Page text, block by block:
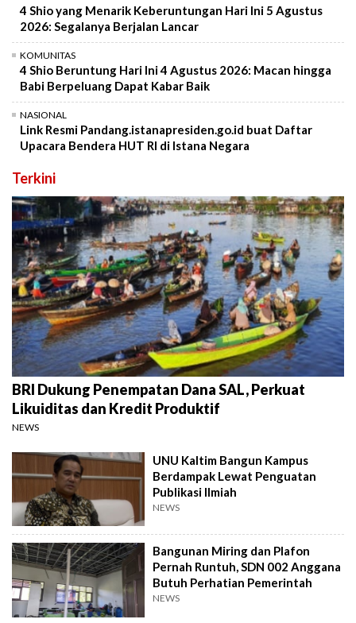
4 Shio yang Menarik Keberuntungan Hari Ini 5 Agustus
2026: Segalanya Berjalan Lancar
KOMUNITAS
4 Shio Beruntung Hari Ini 4 Agustus 2026: Macan hingga
Babi Berpeluang Dapat Kabar Baik
NASIONAL
Link Resmi Pandang.istanapresiden.go.id buat Daftar
Upacara Bendera HUT RI di Istana Negara
Terkini
BRI Dukung Penempatan Dana SAL, Perkuat
Likuiditas dan Kredit Produktif
NEWS
UNU Kaltim Bangun Kampus
Berdampak Lewat Penguatan
Publikasi Ilmiah
NEWS
Bangunan Miring dan Plafon
Pernah Runtuh, SDN 002 Anggana
Butuh Perhatian Pemerintah
NEWS